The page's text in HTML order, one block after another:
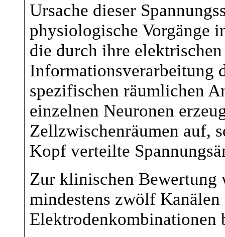
Ursache dieser
physiologische Vorgänge
die durch ihre
Informationsverarbeitung
spezifischen räumlichen
einzelnen Neuronen
Zellzwischenräumen auf,
Kopf verteilte
Zur klinischen
mindestens zwölf
Elektrodenkombinationen